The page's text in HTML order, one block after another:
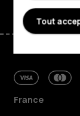
France
Tout